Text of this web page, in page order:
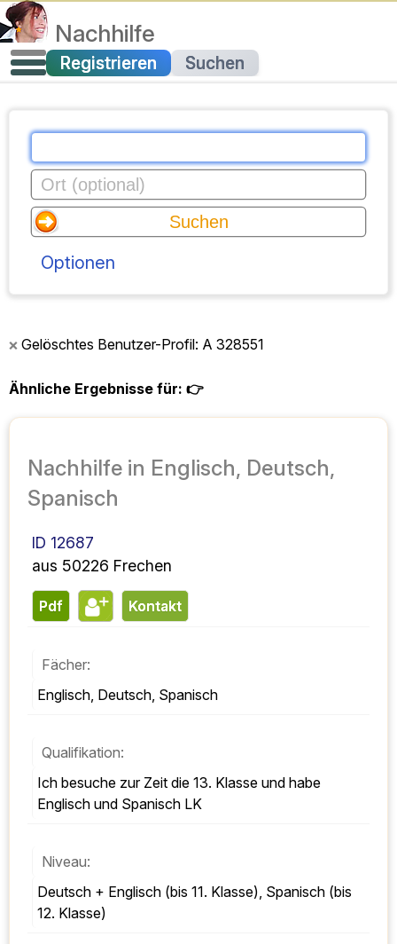
Nachhilfe
Registrieren Suchen
Optionen
❌ Gelöschtes Benutzer-Profil: A 328551
Ähnliche Ergebnisse für: 👉
Nachhilfe in Englisch, Deutsch,
Spanisch
ID 12687
aus 50226 Frechen
pdf Kontakt
Fächer:
Englisch, Deutsch, Spanisch
Qualifikation:
Ich besuche zur Zeit die 13. Klasse und habe
Englisch und Spanisch LK
Niveau:
Deutsch + Englisch (bis 11. Klasse), Spanisch (bis
12. Klasse)